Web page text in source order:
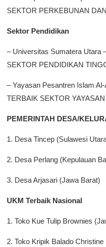
SEKTOR PERKEBUNAN
Sektor Pendidikan
– Universitas Sumatera Utara
SEKTOR PENDIDIKAN
– Yayasan Pesantren Islam
TERBAIK SEKTOR
PEMERINTAH DESA/
1. Desa Tincep (Sulawesi
2. Desa Perlang (Kepulauan
3. Desa Arjasari (Jawa Barat)
UKM Terbaik Nasional
1. Toko Kue Tulip Brownies
2. Toko Kripik Balado